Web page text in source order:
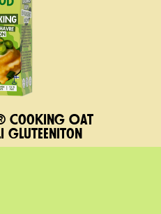
Cooking Oat
gluteeniton